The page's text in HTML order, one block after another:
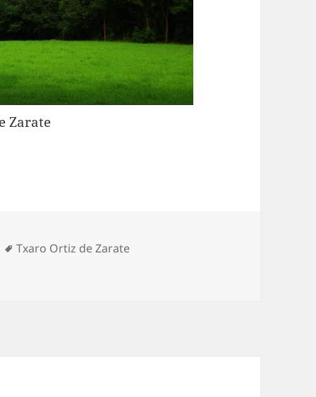
Zarate
Etiquetas
Txaro Ortiz de Zarate